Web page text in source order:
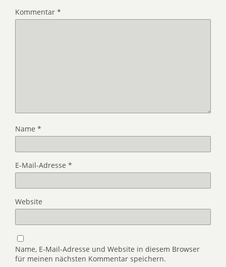
Kommentar *
Name *
E-Mail-Adresse *
Website
Name, E-Mail-Adresse und Website in diesem Browser
für meinen nächsten Kommentar speichern.